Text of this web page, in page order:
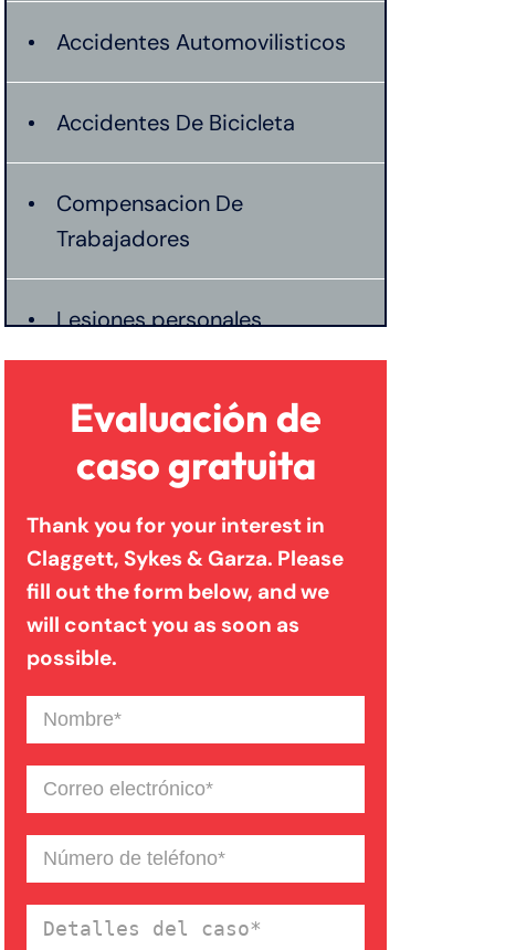
Accidentes Automovilisticos
Accidentes De Bicicleta
Compensacion De
Trabajadores
Lesiones personales
Preeclampsia
Muerte Injusta
Negligencia Medica
Responsabilidad De
Evaluación de
caso gratuita
Thank you for your interest in
Claggett, Sykes & Garza. Please
fill out the form below, and we
will contact you as soon as
possible.
Nombre(Required)
Correo
electrónico(Required)
Número
de
teléfono(Required)
Detalles